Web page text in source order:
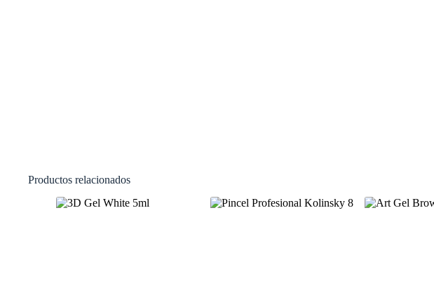
Productos relacionados